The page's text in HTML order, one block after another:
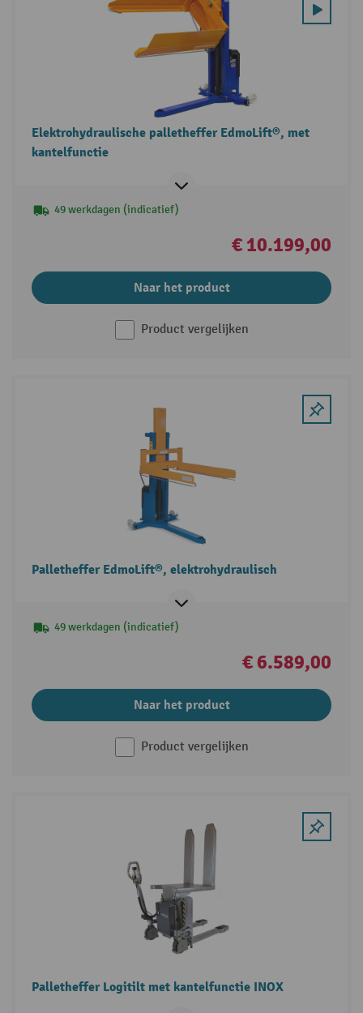
Elektrohydraulische palletheffer EdmoLift®, met
kantelfunctie
49 werkdagen (indicatief)
€ 10.199,00
Naar het product
Product vergelijken
Palletheffer EdmoLift®, elektrohydraulisch
49 werkdagen (indicatief)
€ 6.589,00
Naar het product
Product vergelijken
Palletheffer Logitilt met kantelfunctie INOX